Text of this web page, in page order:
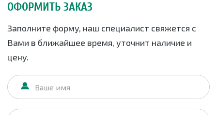
ОФОРМИТЬ ЗАКАЗ
Заполните форму, наш специалист свяжется с
Вами в ближайшее время, уточнит наличие и
цену.